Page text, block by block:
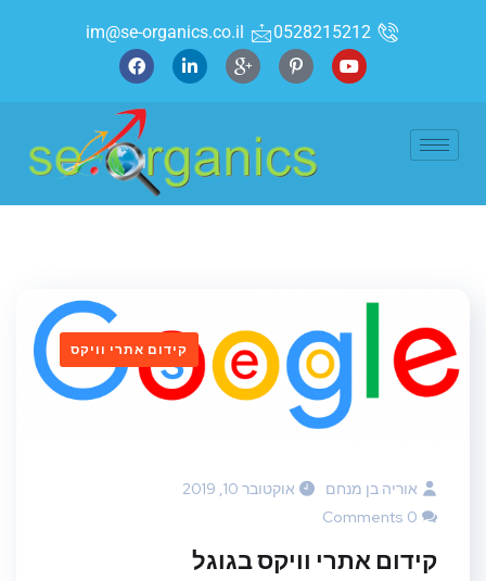
0528215212
im@se-organics.co.il
קידום אתרי וויקס
אוריה בן מנחם
אוקטובר 10, 2019
0 Comments
קידום אתרי וויקס בגוגל